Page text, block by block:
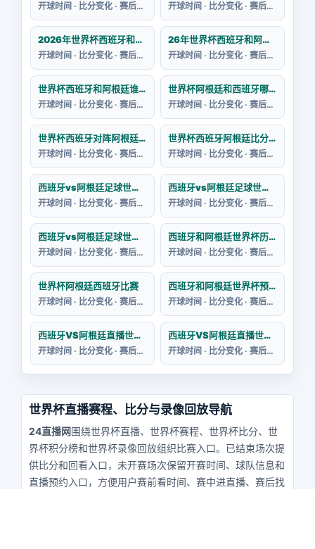
开球时间 · 比分变化 · 赛后回看 开球时间 · 比分变化 · 赛后回看
2026年世界杯西班牙和阿根廷的阵容如何
开球时间 · 比分变化 · 赛后回看
26年世界杯西班牙和阿根廷哪个强一点
开球时间 · 比分变化 · 赛后回看
世界杯西班牙和阿根廷谁会赢
开球时间 · 比分变化 · 赛后回看
世界杯阿根廷和西班牙哪个好
开球时间 · 比分变化 · 赛后回看
世界杯西班牙对阵阿根廷谁赢了呢
开球时间 · 比分变化 · 赛后回看
世界杯西班牙阿根廷比分预测
开球时间 · 比分变化 · 赛后回看
西班牙vs阿根廷足球世界杯战绩如何
开球时间 · 比分变化 · 赛后回看
西班牙vs阿根廷足球世界杯阵容名单
开球时间 · 比分变化 · 赛后回看
西班牙vs阿根廷足球世界杯战绩分析
开球时间 · 比分变化 · 赛后回看
西班牙和阿根廷世界杯历史
开球时间 · 比分变化 · 赛后回看
世界杯阿根廷西班牙比赛
开球时间 · 比分变化 · 赛后回看
西班牙和阿根廷世界杯预测
开球时间 · 比分变化 · 赛后回看
西班牙VS阿根廷直播世界杯主题曲简谱
开球时间 · 比分变化 · 赛后回看
西班牙VS阿根廷直播世界杯主题曲线
开球时间 · 比分变化 · 赛后回看
世界杯直播赛程、比分与录像回放导航
24直播网围绕世界杯直播、世界杯赛程、世界杯比分、世
界杯积分榜和世界杯录像回放组织比赛入口。已结束场次提
供比分和回看入口，未开赛场次保留开赛时间、球队信息和
直播预约入口，方便用户赛前看时间、赛中进直播、赛后找